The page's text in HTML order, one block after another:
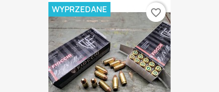
WYPRZEDANE favorite_border